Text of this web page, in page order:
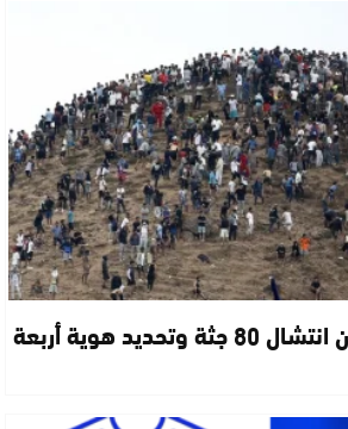
سلطات سبتة تعلن انتشال 80 جثة وتحديد هوية أربعة